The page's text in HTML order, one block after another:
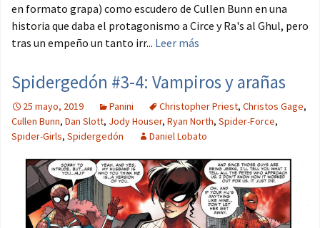
en formato grapa) como escudero de Cullen Bunn en una
historia que daba el protagonismo a Circe y Ra's al Ghul, pero
tras un empeño un tanto irr... Leer más
Spidergedón #3-4: Vampiros y arañas
25 mayo, 2019 Panini Christopher Priest, Christos Gage,
Cullen Bunn, Dan Slott, Jody Houser, Ryan North, Spider-Force,
Spider-Girls, Spidergedón Daniel Lobato